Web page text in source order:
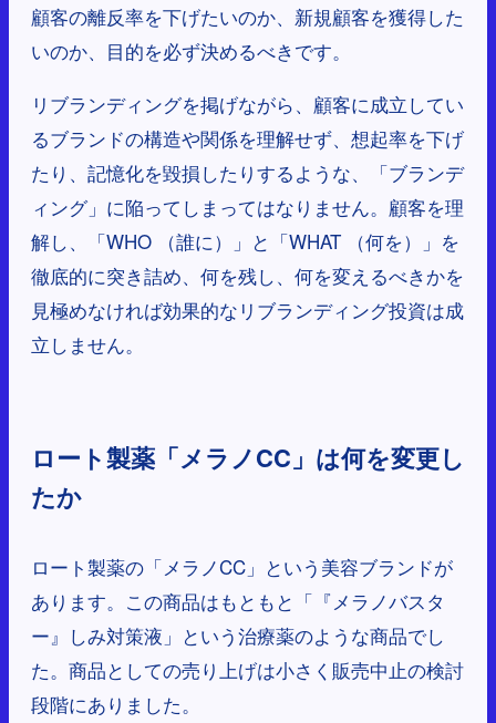
顧客の離反率を下げたいのか、新規顧客を獲得した
いのか、目的を必ず決めるべきです。
リブランディングを掲げながら、顧客に成立してい
るブランドの構造や関係を理解せず、想起率を下げ
たり、記憶化を毀損したりするような、「ブランデ
ィング」に陥ってしまってはなりません。顧客を理
解し、「WHO （誰に）」と「WHAT （何を）」を
徹底的に突き詰め、何を残し、何を変えるべきかを
見極めなければ効果的なリブランディング投資は成
立しません。
ロート製薬「メラノCC」は何を変更し
たか
ロート製薬の「メラノCC」という美容ブランドが
あります。この商品はもともと「『メラノバスタ
ー』しみ対策液」という治療薬のような商品でし
た。商品としての売り上げは小さく販売中止の検討
段階にありました。